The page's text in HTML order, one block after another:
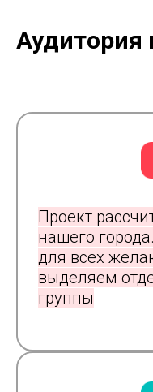
Аудитория
Проект
нашего
для всех
выделяем
группы